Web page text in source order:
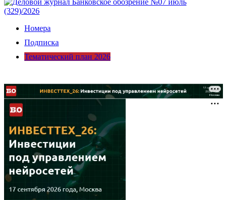
Номера
Подписка
Тематический план 2026